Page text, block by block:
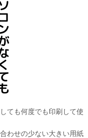
ても何度でも印刷して使
わせの少ない大きい用紙